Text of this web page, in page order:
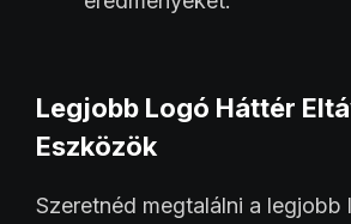
Legjobb Logó Háttér
Eszközök
Szeretnéd megtalálni a legjobb